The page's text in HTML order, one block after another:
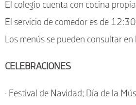
El colegio cuenta con cocina
El servicio de comedor es de
Los menús se pueden consultar
CELEBRACIONES
· Festival de Navidad; Día de la